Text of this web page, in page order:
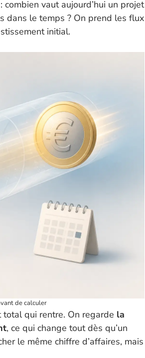
vaut aujourd’hui un projet
dans le temps ? On prend les flux
initial.
de calculer
qui rentre. On regarde la
, ce qui change tout dès qu’un
le même chiffre d’affaires, mais